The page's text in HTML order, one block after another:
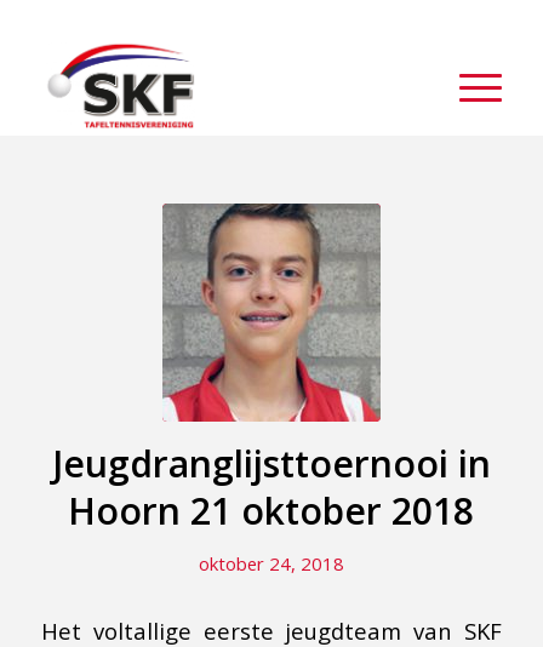
Jeugdranglijsttoernooi in
Hoorn 21 oktober 2018
oktober 24, 2018
Het voltallige eerste jeugdteam van SKF